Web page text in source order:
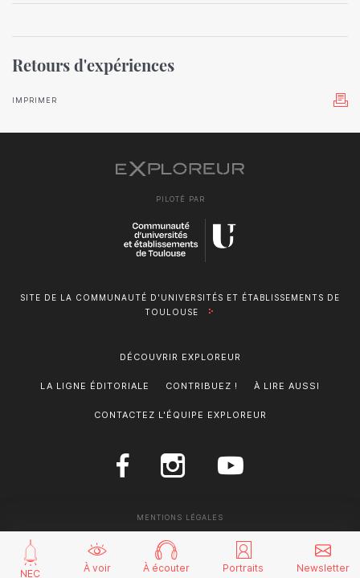
NEC À voir À écouter Portraits Newsletter
Retours d'expériences
IMPRIMER
PILOTÉ PAR
SITE DE LA COMMUNAUTÉ D'UNIVERSITÉS ET ÉTABLISSEMENTS DE
TOULOUSE
DÉCOUVRIR EXPLOREUR
LA LIGNE ÉDITORIALE CONTRIBUEZ ! À LIRE AUSSI
CONTACTEZ L'ÉQUIPE EXPLOREUR
MENTIONS LÉGALES